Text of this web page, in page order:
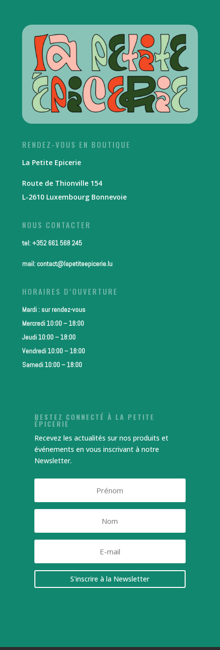
RENDEZ-VOUS EN BOUTIQUE
La Petite Epicerie
Route de Thionville 154
L-2610 Luxembourg Bonnevoie
NOUS CONTACTER
tel: +352 661 568 245
mail: contact@lapetiteepicerie.lu
HORAIRES D’OUVERTURE
Mardi : sur rendez-vous
Mercredi 10:00 – 18:00
Jeudi 10:00 – 18:00
Vendredi 10:00 – 18:00
Samedi 10:00 – 18:00
RESTEZ CONNECTÉ À LA PETITE
ÉPICERIE
Recevez les actualités sur nos produits et
événements en vous inscrivant à notre
Newsletter.
S'inscrire à la Newsletter